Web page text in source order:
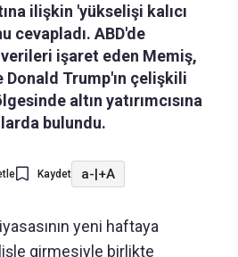
ilişkin 'yükselişi kalıcı
cevapladı. ABD'de
işaret eden Memiş,
Donald Trump'ın çelişkili
altın yatırımcısına
bulundu.
Kaydet a-|+A
yeni haftaya
girmesiyle birlikte